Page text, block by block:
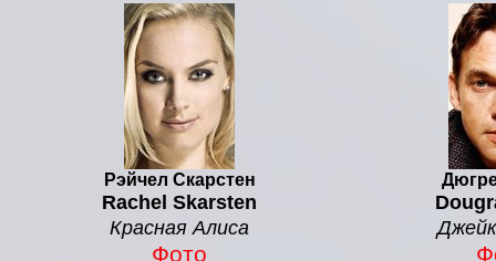
Рэйчел Скарстен
Rachel Skarsten
Красная Алиса
Фото